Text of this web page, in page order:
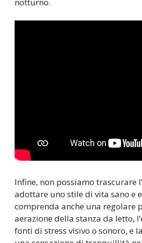
Infine, non possiamo trascurare
adottare uno stile di vita sano e
comprenda anche una regolare
aerazione della stanza da letto,
fonti di stress visivo o sonoro, e